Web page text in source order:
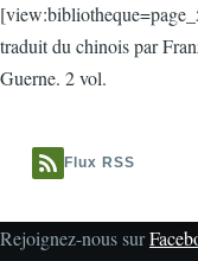
traduit du chinois par
Guerne. 2 vol.
Flux RSS
Rejoignez-nous sur